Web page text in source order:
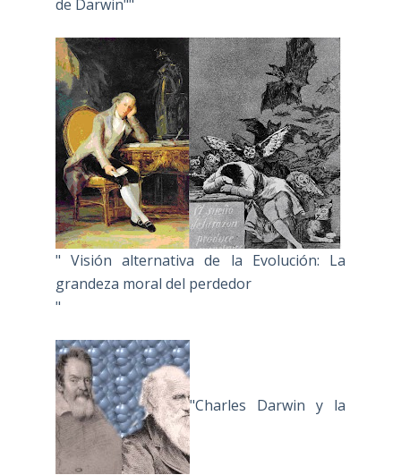
de Darwin""
" Visión alternativa de la Evolución: La
grandeza moral del perdedor
"
"Charles Darwin y la